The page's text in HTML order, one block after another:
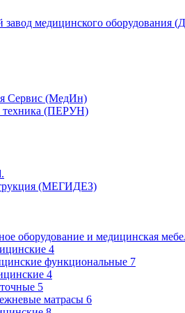
завод медицинского оборудования
Сервис (МедИн)
техника (ПЕРУН)
(МЕГИДЕЗ)
оборудование и медицинская
4
функциональные 7
4
5
матрасы 6